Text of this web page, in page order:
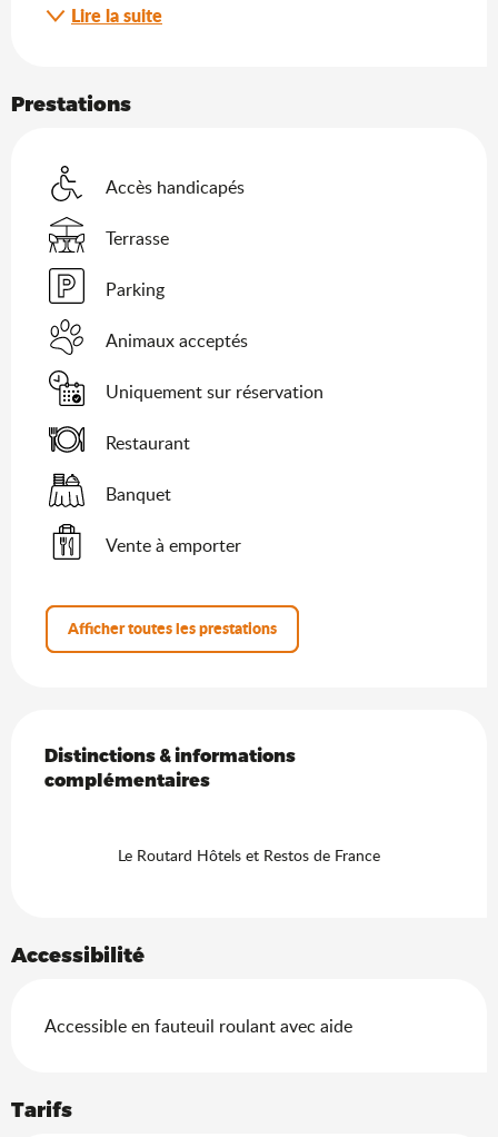
Lire la suite
Prestations
Accès handicapés
Terrasse
Parking
Animaux acceptés
Uniquement sur réservation
Restaurant
Banquet
Vente à emporter
Afficher toutes les prestations
Distinctions & informations complémentaires
Distinctions & informations
complémentaires
Le Routard Hôtels et Restos de France
Accessibilité
Accessible en fauteuil roulant avec aide
Tarifs